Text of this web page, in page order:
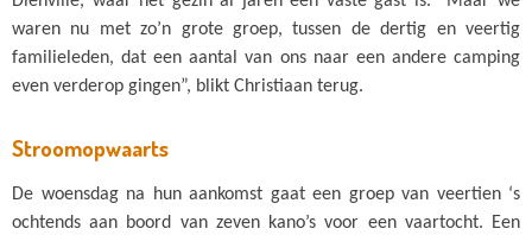
waren nu met zo’n grote groep, tussen de dertig en veertig
familieleden, dat een aantal van ons naar een andere camping
even verderop gingen”, blikt Christiaan terug.
Stroomopwaarts
De woensdag na hun aankomst gaat een groep van veertien ‘s
ochtends aan boord van zeven kano’s voor een vaartocht. Een